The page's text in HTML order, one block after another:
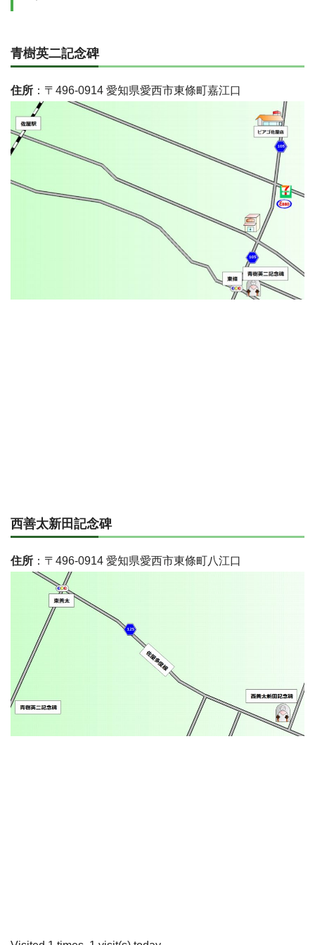
青樹英二記念碑
住所 ：〒496-0914 愛知県愛西市東條町嘉江口
西善太新田記念碑
住所 ：〒496-0914 愛知県愛西市東條町八江口